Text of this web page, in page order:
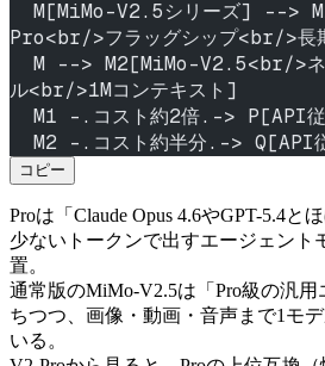
Pro<br/>フラッグシップ<br/>長
ル<br/>1Mコンテキスト]
M1 -.コスト約2倍.-> P[API
M2 -.コスト約半分.->
コピー
Proは「Claude Opus 4.6やGPT-5.4と
少ないトークンで出すエージェント
置。
通常版のMiMo-V2.5は「Pro級の汎
ちつつ、画像・動画・音声まで1モ
いる。